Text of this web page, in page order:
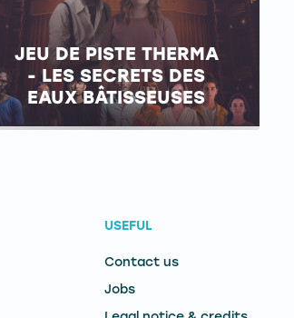
JEU DE PISTE THERMA
- LES SECRETS DES
EAUX BÂTISSEUSES
USEFUL
Contact us
Jobs